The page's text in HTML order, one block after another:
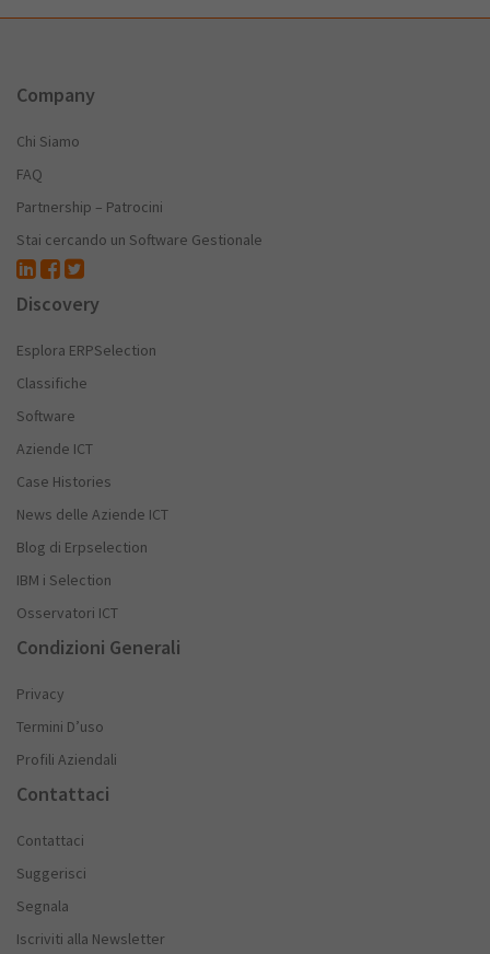
Company
Chi Siamo
FAQ
Partnership – Patrocini
Stai cercando un Software Gestionale
Discovery
Esplora ERPSelection
Classifiche
Software
Aziende ICT
Case Histories
News delle Aziende ICT
Blog di Erpselection
IBM i Selection
Osservatori ICT
Condizioni Generali
Privacy
Termini D’uso
Profili Aziendali
Contattaci
Contattaci
Suggerisci
Segnala
Iscriviti alla Newsletter